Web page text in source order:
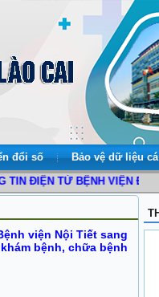
đổi số Bảo vệ dữ liệu
ĐIỆN TỬ BỆNH VIỆN ĐA ►
viện Nội Tiết sang
bệnh, chữa bệnh